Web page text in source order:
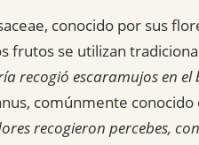
conocido por sus
frutos se utilizan
recogió escaramujos en
comúnmente
recogieron percebes,